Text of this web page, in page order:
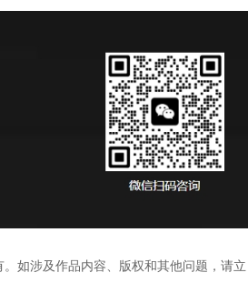
如涉及作品内容、版权和其他问题，请立